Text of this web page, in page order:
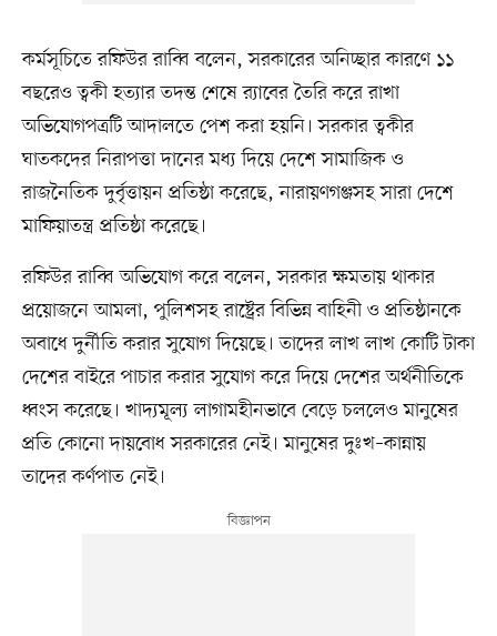
কর্মসূচিতে রফিউর রাব্বি বলেন, সরকারের অনিচ্ছার কারণে ১১
বছরেও ত্বকী হত্যার তদন্ত শেষে র‌্যাবের তৈরি করে রাখা
অভিযোগপত্রটি আদালতে পেশ করা হয়নি। সরকার ত্বকীর
ঘাতকদের নিরাপত্তা দানের মধ্য দিয়ে দেশে সামাজিক ও
রাজনৈতিক দুর্বৃত্তায়ন প্রতিষ্ঠা করেছে, নারায়ণগঞ্জসহ সারা দেশে
মাফিয়াতন্ত্র প্রতিষ্ঠা করেছে।
রফিউর রাব্বি অভিযোগ করে বলেন, সরকার ক্ষমতায় থাকার
প্রয়োজনে আমলা, পুলিশসহ রাষ্ট্রের বিভিন্ন বাহিনী ও প্রতিষ্ঠানকে
অবাধে দুর্নীতি করার সুযোগ দিয়েছে। তাদের লাখ লাখ কোটি টাকা
দেশের বাইরে পাচার করার সুযোগ করে দিয়ে দেশের অর্থনীতিকে
ধ্বংস করেছে। খাদ্যমূল্য লাগামহীনভাবে বেড়ে চললেও মানুষের
প্রতি কোনো দায়বোধ সরকারের নেই। মানুষের দুঃখ–কান্নায়
তাদের কর্ণপাত নেই।